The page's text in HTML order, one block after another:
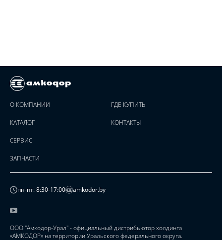
О КОМПАНИИ
КАТАЛОГ
СЕРВИС
ЗАПЧАСТИ
ГДЕ КУПИТЬ
КОНТАКТЫ
пн-пт: 8:30-17:00 amkodor.by
ООО "Амкодор-Урал" - официальный дистрибьютор холдинга
«АМКОДОР» на территории Уральского федерального округа.